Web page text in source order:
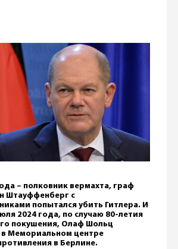
– полковник вермахта, граф
Штауффенберг с
попытался убить Гитлера. И
2024 года, по случаю 80-летия
покушения, Олаф Шольц
в Мемориальном центре
в Берлине.